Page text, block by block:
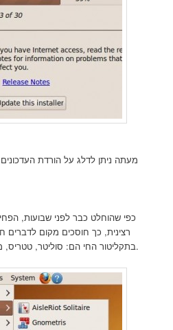
מעתה ניתן לדלג על הורדת
כפי שהוחלט כבר לפני שבועות,
רצינית, כך חוסכים מקום לדברים
בתקליטור החי הם: סוליטר, טטריס, מאז’ונג, שולה המוקשים וסודוקו.